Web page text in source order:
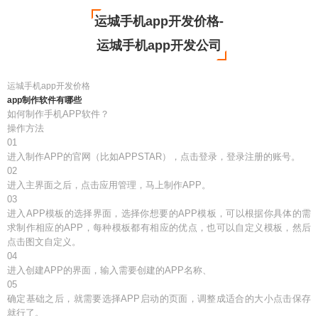
运城手机app开发价格-
运城手机app开发公司
运城手机app开发价格
app制作软件有哪些
如何制作手机APP软件？
操作方法
01
进入制作APP的官网（比如APPSTAR），点击登录，登录注册的账号。
02
进入主界面之后，点击应用管理，马上制作APP。
03
进入APP模板的选择界面，选择你想要的APP模板，可以根据你具体的需
求制作相应的APP，每种模板都有相应的优点，也可以自定义模板，然后
点击图文自定义。
04
进入创建APP的界面，输入需要创建的APP名称、
05
确定基础之后，就需要选择APP启动的页面，调整成适合的大小点击保存
就行了。